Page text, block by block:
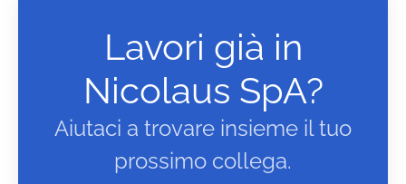
Lavori già in
Nicolaus SpA?
Aiutaci a trovare insieme il tuo
prossimo collega.